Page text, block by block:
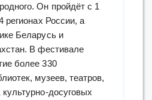
Он пройдёт с 1
регионах России, а
Беларусь и
В фестивале
более 330
музеев, театров,
досуговых